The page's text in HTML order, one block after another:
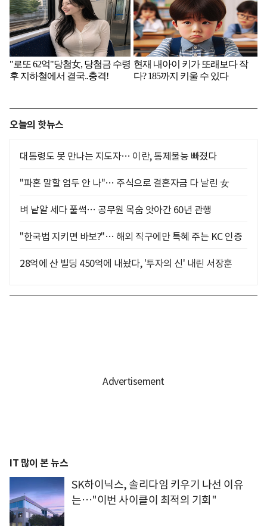
오늘의 핫뉴스
대통령도 못 만나는 지도자… 이란, 통제불능 빠졌다
"파혼 말할 엄두 안 나"… 주식으로 결혼자금 다 날린 女
벼 낱알 세다 풀썩… 공무원 목숨 앗아간 60년 관행
"한국법 지키면 바보?"… 해외 직구에만 특혜 주는 KC 인증
28억에 산 빌딩 450억에 내놨다, '투자의 신' 내린 서장훈
IT 많이 본 뉴스
SK하이닉스, 솔리다임 키우기 나선 이유
는…"이번 사이클이 최적의 기회"